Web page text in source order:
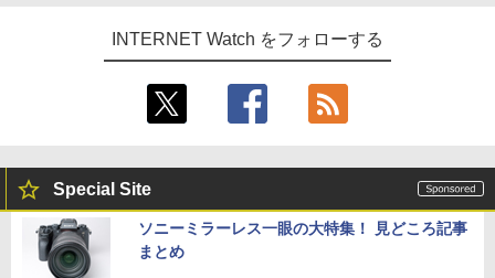
INTERNET Watch をフォローする
Special Site
ソニーミラーレス一眼の大特集！ 見どころ記事
まとめ